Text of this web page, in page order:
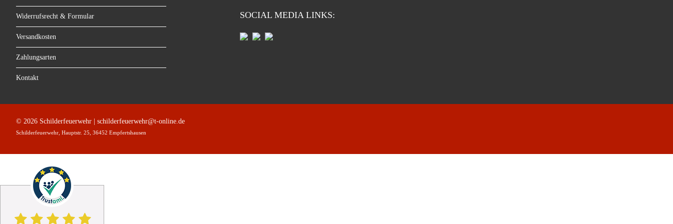
© 2026 Schilderfeuerwehr | schilderfeuerwehr@t-online.de
Schilderfeuerwehr, Hauptstr. 25, 36452 Empfertshausen
Widerrufsrecht & Formular
Versandkosten
Zahlungsarten
Kontakt
SOCIAL MEDIA LINKS: